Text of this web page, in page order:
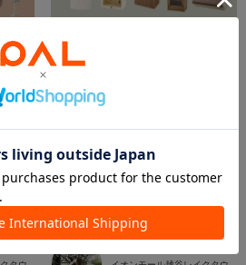
【最新版】salut!の収納特集𓂃𓈒𓏸